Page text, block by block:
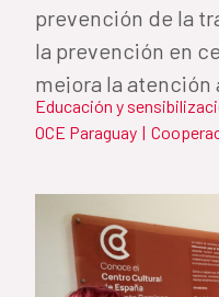
prevención de la
la prevención en
mejora la atención
Educación y
OCE Paraguay |